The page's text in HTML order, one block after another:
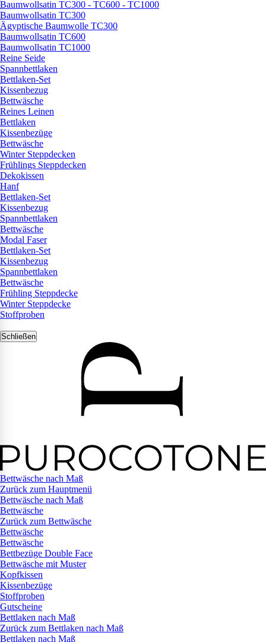
Baumwollsatin TC300 - TC600 - TC1000
Baumwollsatin TC300
Ägyptische Baumwolle TC300
Baumwollsatin TC600
Baumwollsatin TC1000
Reine Seide
Spannbettlaken
Bettlaken-Set
Kissenbezug
Bettwäsche
Reines Leinen
Bettlaken
Kissenbezüge
Bettwäsche
Winter Steppdecken
Frühlings Steppdecken
Dekokissen
Hanf
Bettlaken-Set
Kissenbezug
Spannbettlaken
Bettwäsche
Modal Faser
Bettlaken-Set
Kissenbezug
Spannbettlaken
Bettwäsche
Frühling Steppdecke
Winter Steppdecke
Stoffproben
Schließen
Bettwäsche nach Maß
Zurück zum Hauptmenü
Bettwäsche nach Maß
Bettwäsche
Zurück zum Bettwäsche
Bettwäsche
Bettwäsche
Bettbezüge Double Face
Bettwäsche mit Muster
Kopfkissen
Kissenbezüge
Stoffproben
Gutscheine
Bettlaken nach Maß
Zurück zum Bettlaken nach Maß
Bettlaken nach Maß